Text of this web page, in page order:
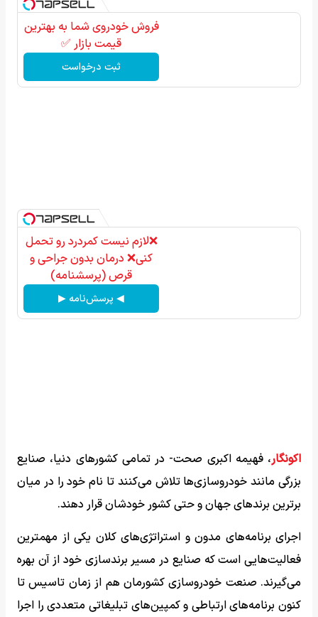
فروش خودروی شما به بهترین
قیمت بازار ✅
ثبت درخواست
❌لازم نیست کمردرد رو تحمل
کنی❌ درمان بدون جراحی و
قرص (پرسشنامه)
◀ پرسش‌نامه ▶
اکونگار، فهیمه اکبری صحت- در تمامی کشورهای دنیا، صنایع
بزرگی مانند خودروسازی‌ها تلاش می‌کنند تا نام خود را در میان
برترین برندهای جهان و حتی کشور خودشان قرار دهند.
اجرای برنامه‌های مدون و استراتژی‌های کلان یکی از مهمترین
فعالیت‌هایی است که صنایع در مسیر برندسازی خود از آن بهره‌
می‌گیرند. صنعت خودروسازی کشورمان هم از زمان تاسیس تا
کنون برنامه‌های ارتباطی و کمپین‌های تبلیغاتی متعددی را اجرا